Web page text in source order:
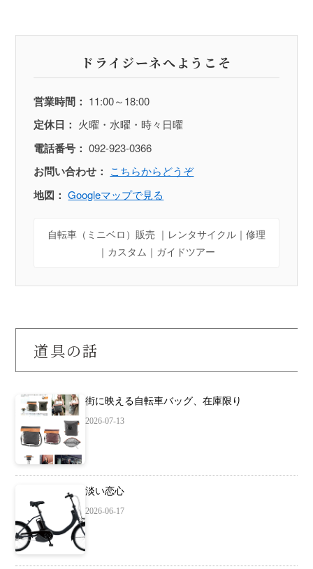
ドライジーネへようこそ
営業時間： 11:00～18:00
定休日： 火曜・水曜・時々日曜
電話番号： 092-923-0366
お問い合わせ： こちらからどうぞ
地図： Googleマップで見る
自転車（ミニベロ）販売 ｜レンタサイクル｜修理
｜カスタム｜ガイドツアー
道具の話
街に映える自転車バッグ、在庫限り
2026-07-13
淡い恋心
2026-06-17